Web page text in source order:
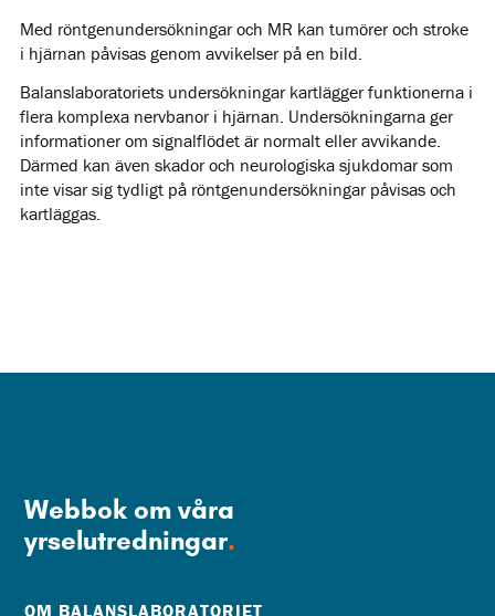
Med röntgenundersökningar och MR kan tumörer och stroke
i hjärnan påvisas genom avvikelser på en bild.
Balanslaboratoriets undersökningar kartlägger funktionerna i
flera komplexa nervbanor i hjärnan. Undersökningarna ger
informationer om signalflödet är normalt eller avvikande.
Därmed kan även skador och neurologiska sjukdomar som
inte visar sig tydligt på röntgenundersökningar påvisas och
kartläggas.
Webbok om våra
yrselutredningar.
OM BALANSLABORATORIET